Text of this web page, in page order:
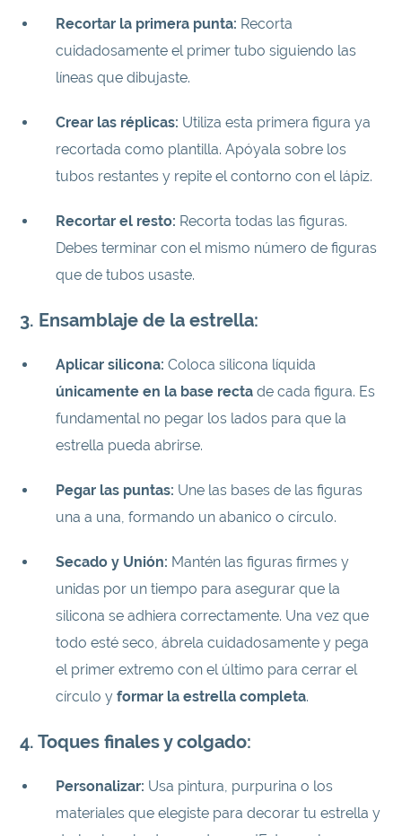
Recortar la primera punta: Recorta
cuidadosamente el primer tubo siguiendo las
líneas que dibujaste.
Crear las réplicas: Utiliza esta primera figura ya
recortada como plantilla. Apóyala sobre los
tubos restantes y repite el contorno con el lápiz.
Recortar el resto: Recorta todas las figuras.
Debes terminar con el mismo número de figuras
que de tubos usaste.
3. Ensamblaje de la estrella:
Aplicar silicona: Coloca silicona líquida
únicamente en la base recta de cada figura. Es
fundamental no pegar los lados para que la
estrella pueda abrirse.
Pegar las puntas: Une las bases de las figuras
una a una, formando un abanico o círculo.
Secado y Unión: Mantén las figuras firmes y
unidas por un tiempo para asegurar que la
silicona se adhiera correctamente. Una vez que
todo esté seco, ábrela cuidadosamente y pega
el primer extremo con el último para cerrar el
círculo yformar la estrella completa.
4. Toques finales y colgado:
Personalizar: Usa pintura, purpurina o los
materiales que elegiste para decorar tu estrella y